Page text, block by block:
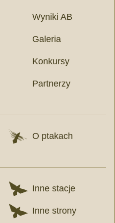
Wyniki AB
Galeria
Konkursy
Partnerzy
O ptakach
Inne stacje
Inne strony